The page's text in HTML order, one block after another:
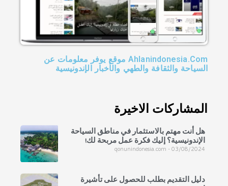
Ahlanindonesia.Com موقع يوفر معلومات عن
السياحة والثقافة والطهي والأخبار الإندونيسية
المشاركات الاخيرة
هل أنت مهتم بالاستثمار في مناطق السياحة
الإندونيسية؟ إليك فكرة عمل مربحة لك!
qonunindonesia.com 03/08/2024
دليل التقديم بطلب للحصول على تأشيرة